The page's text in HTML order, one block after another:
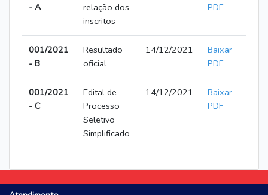
- A
relação dos
inscritos
PDF
001/2021
- B
Resultado
oficial
14/12/2021
Baixar
PDF
001/2021
- C
Edital de
Processo
Seletivo
Simplificado
14/12/2021
Baixar
PDF